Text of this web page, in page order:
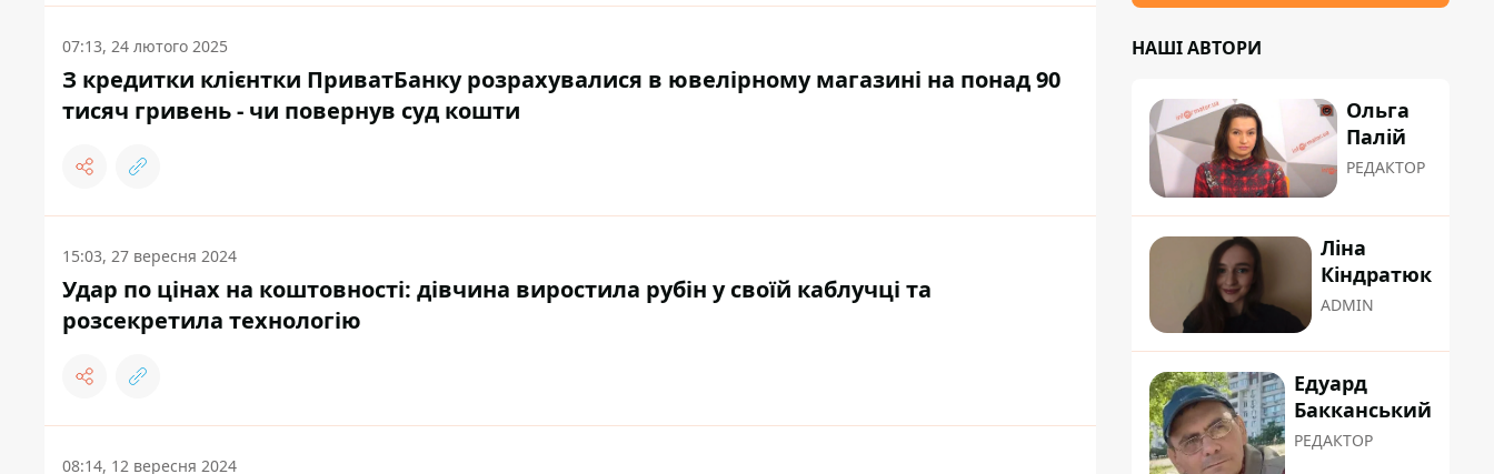
07:13, 24 лютого 2025
З кредитки клієнтки ПриватБанку розрахувалися в ювелірному магазині на понад 90
тисяч гривень - чи повернув суд кошти
15:03, 27 вересня 2024
Удар по цінах на коштовності: дівчина виростила рубін у своїй каблучці та
розсекретила технологію
08:14, 12 вересня 2024
НАШІ АВТОРИ
Ольга
Палій
РЕДАКТОР
Ліна
Кіндратюк
ADMIN
Едуард
Бакканський
РЕДАКТОР